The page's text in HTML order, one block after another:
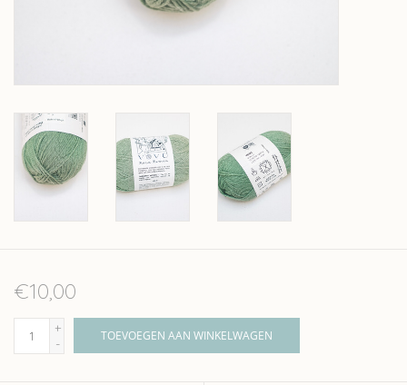
€10,00
+
-
TOEVOEGEN AAN WINKELWAGEN